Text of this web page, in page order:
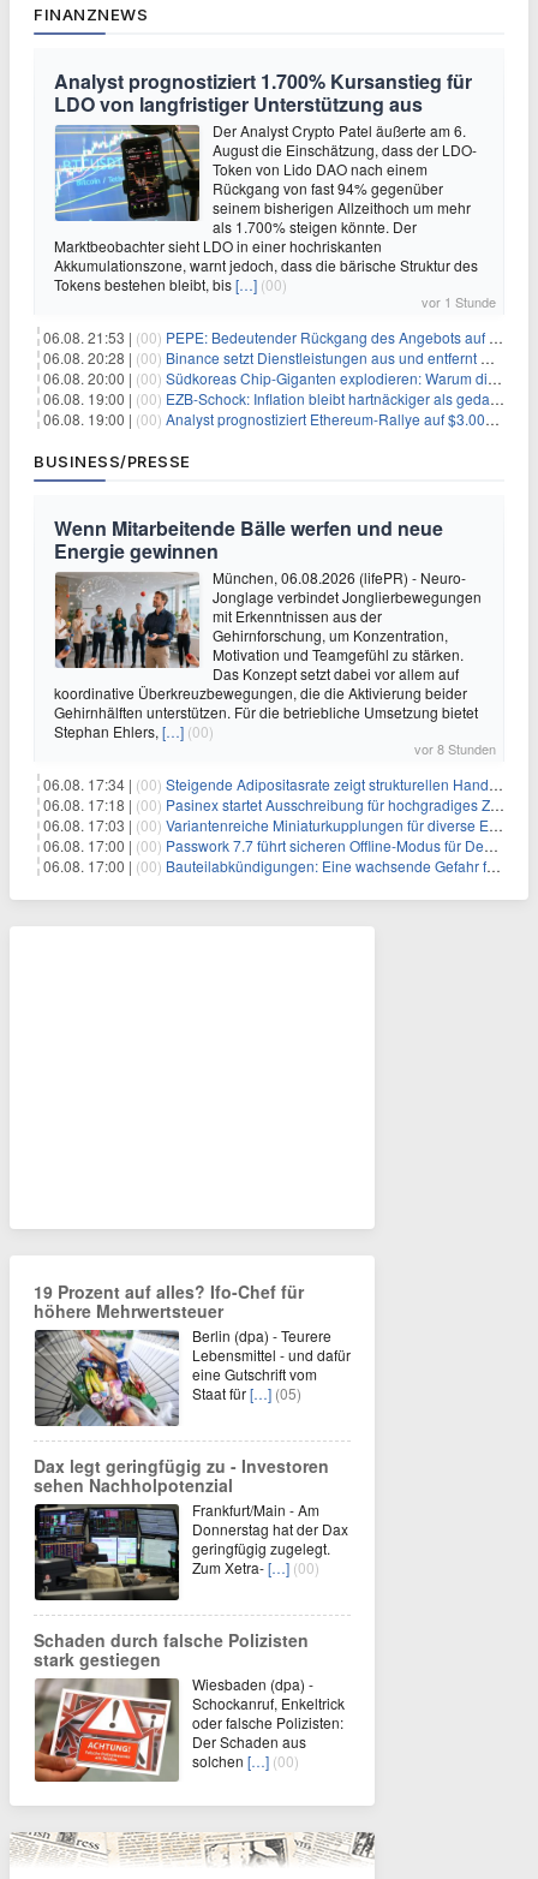
FINANZNEWS
Analyst prognostiziert 1.700% Kursanstieg für
LDO von langfristiger Unterstützung aus
Der Analyst Crypto Patel äußerte am 6.
August die Einschätzung, dass der LDO-
Token von Lido DAO nach einem
Rückgang von fast 94% gegenüber
seinem bisherigen Allzeithoch um mehr
als 1.700% steigen könnte. Der
Marktbeobachter sieht LDO in einer hochriskanten
Akkumulationszone, warnt jedoch, dass die bärische Struktur des
Tokens bestehen bleibt, bis[…] (00)
vor 1 Stunde
06.08. 21:53 | (00) PEPE: Bedeutender Rückgang des Angebots auf Börsen – Was kommt als Nächstes?
06.08. 20:28 | (00) Binance setzt Dienstleistungen aus und entfernt mehrere Krypto-Paare: Wer ist betroffen?
06.08. 20:00 | (00) Südkoreas Chip-Giganten explodieren: Warum dieser Rekord-Tag die KI-Branche erschüttert
06.08. 19:00 | (00) EZB-Schock: Inflation bleibt hartnäckiger als gedacht – 2027 wird zum kritischen Test
06.08. 19:00 | (00) Analyst prognostiziert Ethereum-Rallye auf $3.000 nach entscheidendem On-Chain-Ausbruch
BUSINESS/PRESSE
Wenn Mitarbeitende Bälle werfen und neue
Energie gewinnen
München, 06.08.2026 (lifePR) - Neuro-
Jonglage verbindet Jonglierbewegungen
mit Erkenntnissen aus der
Gehirnforschung, um Konzentration,
Motivation und Teamgefühl zu stärken.
Das Konzept setzt dabei vor allem auf
koordinative Überkreuzbewegungen, die die Aktivierung beider
Gehirnhälften unterstützen. Für die betriebliche Umsetzung bietet
Stephan Ehlers, […] (00)
vor 8 Stunden
06.08. 17:34 | (00) Steigende Adipositasrate zeigt strukturellen Handlungsbedarf bei der Ernährung schulpflichtiger Kinder
06.08. 17:18 | (00) Pasinex startet Ausschreibung für hochgradiges Zinksulfidkonzentrat mit Germanium- und Silbergehalten und stellt ein Betriebsupdate bereit
06.08. 17:03 | (00) Variantenreiche Miniaturkupplungen für diverse Einsatzbereiche
06.08. 17:00 | (00) Passwork 7.7 führt sicheren Offline-Modus für Desktop- und Mobile-Apps ein
06.08. 17:00 | (00) Bauteilabkündigungen: Eine wachsende Gefahr für industrielle Elektroniksysteme
19 Prozent auf alles? Ifo-Chef für
höhere Mehrwertsteuer
Berlin (dpa) - Teurere
Lebensmittel - und dafür
eine Gutschrift vom
Staat für[…] (05)
Dax legt geringfügig zu - Investoren
sehen Nachholpotenzial
Frankfurt/Main - Am
Donnerstag hat der Dax
geringfügig zugelegt.
Zum Xetra-[…] (00)
Schaden durch falsche Polizisten
stark gestiegen
Wiesbaden (dpa) -
Schockanruf, Enkeltrick
oder falsche Polizisten:
Der Schaden aus
solchen […] (00)